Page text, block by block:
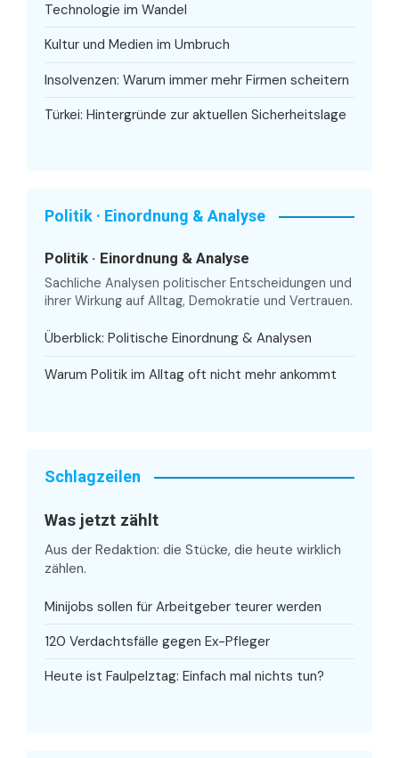
Technologie im Wandel
Kultur und Medien im Umbruch
Insolvenzen: Warum immer mehr Firmen scheitern
Türkei: Hintergründe zur aktuellen Sicherheitslage
Politik · Einordnung & Analyse
Politik · Einordnung & Analyse
Sachliche Analysen politischer Entscheidungen und
ihrer Wirkung auf Alltag, Demokratie und Vertrauen.
Überblick: Politische Einordnung & Analysen
Warum Politik im Alltag oft nicht mehr ankommt
Schlagzeilen
Was jetzt zählt
Aus der Redaktion: die Stücke, die heute wirklich
zählen.
Minijobs sollen für Arbeitgeber teurer werden
120 Verdachtsfälle gegen Ex-Pfleger
Heute ist Faulpelztag: Einfach mal nichts tun?